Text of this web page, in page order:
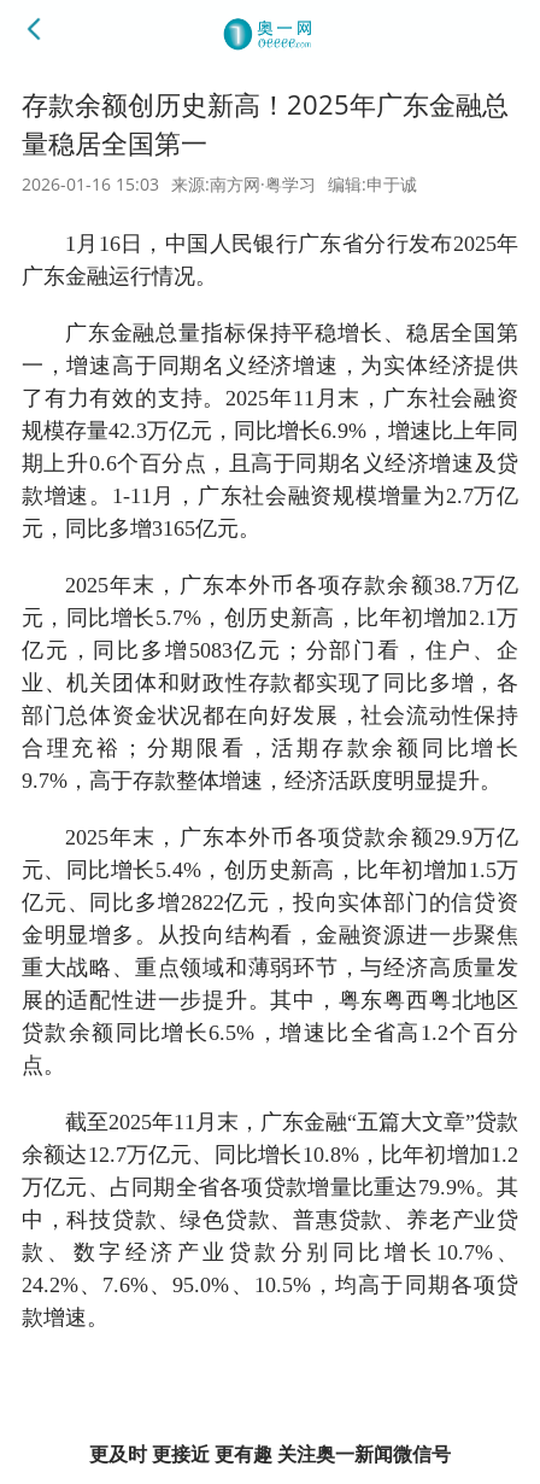
存款余额创历史新高！2025年广东金融总
量稳居全国第一
2026-01-16 15:03 来源:南方网·粤学习 编辑:申于诚
1月16日，中国人民银行广东省分行发布2025年
广东金融运行情况。
广东金融总量指标保持平稳增长、稳居全国第
一，增速高于同期名义经济增速，为实体经济提供
了有力有效的支持。2025年11月末，广东社会融资
规模存量42.3万亿元，同比增长6.9%，增速比上年同
期上升0.6个百分点，且高于同期名义经济增速及贷
款增速。1-11月，广东社会融资规模增量为2.7万亿
元，同比多增3165亿元。
2025年末，广东本外币各项存款余额38.7万亿
元，同比增长5.7%，创历史新高，比年初增加2.1万
亿元，同比多增5083亿元；分部门看，住户、企
业、机关团体和财政性存款都实现了同比多增，各
部门总体资金状况都在向好发展，社会流动性保持
合理充裕；分期限看，活期存款余额同比增长
9.7%，高于存款整体增速，经济活跃度明显提升。
2025年末，广东本外币各项贷款余额29.9万亿
元、同比增长5.4%，创历史新高，比年初增加1.5万
亿元、同比多增2822亿元，投向实体部门的信贷资
金明显增多。从投向结构看，金融资源进一步聚焦
重大战略、重点领域和薄弱环节，与经济高质量发
展的适配性进一步提升。其中，粤东粤西粤北地区
贷款余额同比增长6.5%，增速比全省高1.2个百分
点。
截至2025年11月末，广东金融“五篇大文章”贷款
余额达12.7万亿元、同比增长10.8%，比年初增加1.2
万亿元、占同期全省各项贷款增量比重达79.9%。其
中，科技贷款、绿色贷款、普惠贷款、养老产业贷
款、数字经济产业贷款分别同比增长10.7%、
24.2%、7.6%、95.0%、10.5%，均高于同期各项贷
款增速。
更及时 更接近 更有趣 关注奥一新闻微信号